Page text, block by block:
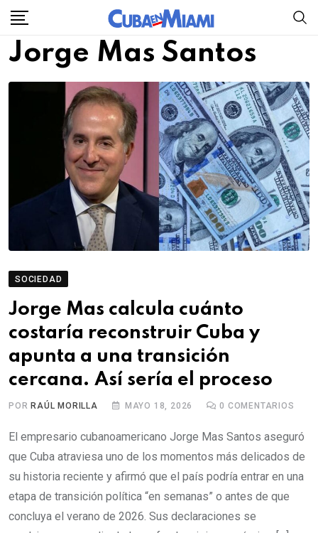
Skip
content
Jorge Mas Santos
SOCIEDAD
Jorge Mas calcula cuánto
costaría reconstruir Cuba y
apunta a una transición
cercana. Así sería el proceso
POR RAÚL MORILLA MAYO 18, 2026 0 COMENTARIOS
El empresario cubanoamericano Jorge Mas Santos aseguró
que Cuba atraviesa uno de los momentos más delicados de
su historia reciente y afirmó que el país podría entrar en una
etapa de transición política “en semanas” o antes de que
concluya el verano de 2026. Sus declaraciones se